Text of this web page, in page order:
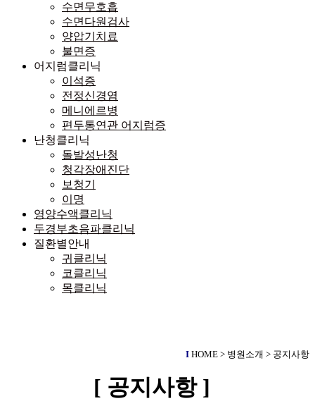
수면무호흡
수면다원검사
양압기치료
불면증
어지럼클리닉
이석증
전정신경염
메니에르병
편두통연관 어지럼증
난청클리닉
돌발성난청
청각장애진단
보청기
이명
영양수액클리닉
두경부초음파클리닉
질환별안내
귀클리닉
코클리닉
목클리닉
I HOME > 병원소개 > 공지사항
[ 공지사항 ]